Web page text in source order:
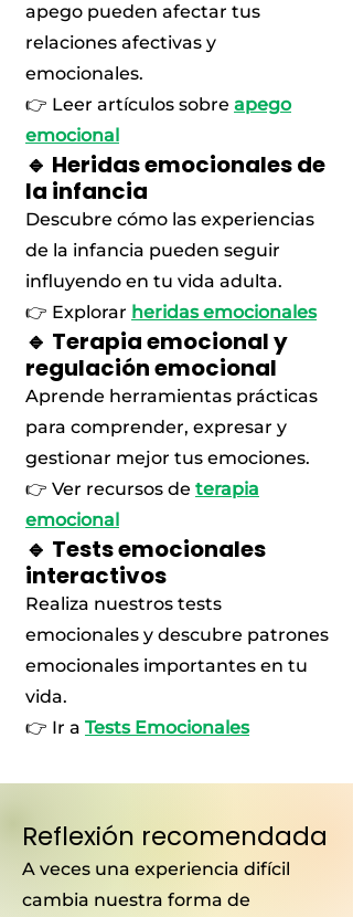
apego pueden afectar tus
relaciones afectivas y
emocionales.
👉 Leer artículos sobre apego
emocional
🔹 Heridas emocionales de
la infancia
Descubre cómo las experiencias
de la infancia pueden seguir
influyendo en tu vida adulta.
👉 Explorar heridas emocionales
🔹 Terapia emocional y
regulación emocional
Aprende herramientas prácticas
para comprender, expresar y
gestionar mejor tus emociones.
👉 Ver recursos de terapia
emocional
🔹 Tests emocionales
interactivos
Realiza nuestros tests
emocionales y descubre patrones
emocionales importantes en tu
vida.
👉 Ir a Tests Emocionales
Reflexión recomendada
A veces una experiencia difícil
cambia nuestra forma de